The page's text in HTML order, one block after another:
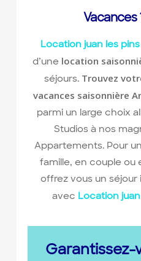
Vacances
Location juan les pins
d’une location
séjours. Trouvez
vacances saisonnière
parmi un large choix
Studios à nos
Appartements. Pour
famille, en couple ou
offrez vous un séjour
avec Location
Garantissez-